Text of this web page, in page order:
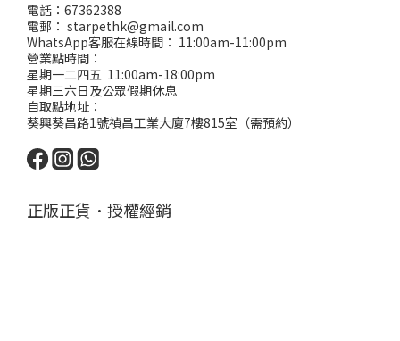
電話：67362388
電郵： starpethk@gmail.com
WhatsApp客服在線時間： 11:00am-11:00pm
營業點時間：
星期一二四五 11:00am-18:00pm
星期三六日及公眾假期休息
自取點地址：
葵興葵昌路1號禎昌工業大廈7樓815室（需預約）
正版正貨．授權經銷